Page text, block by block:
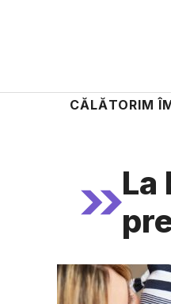
CĂLĂTORIM
La